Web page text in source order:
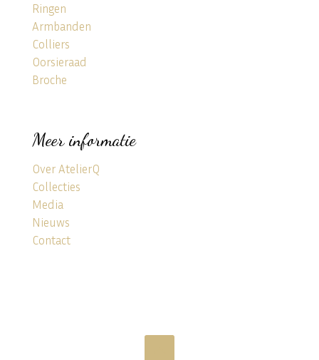
Ringen
Armbanden
Colliers
Oorsieraad
Broche
Meer informatie
Over AtelierQ
Collecties
Media
Nieuws
Contact